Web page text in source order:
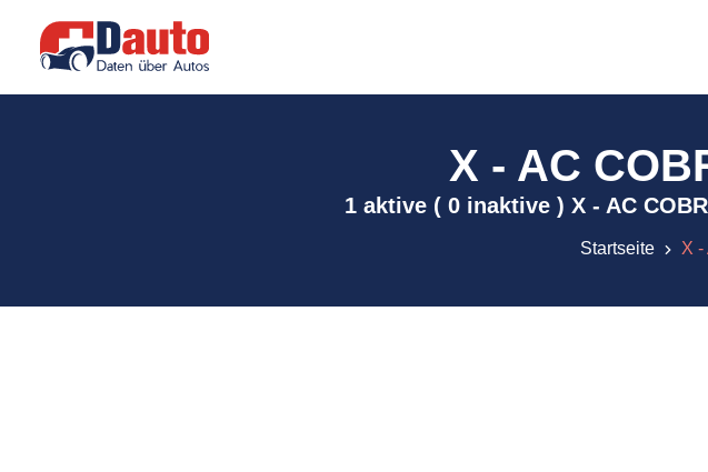
X - AC
1 aktive ( 0 inaktive ) X - AC
Startseite X -